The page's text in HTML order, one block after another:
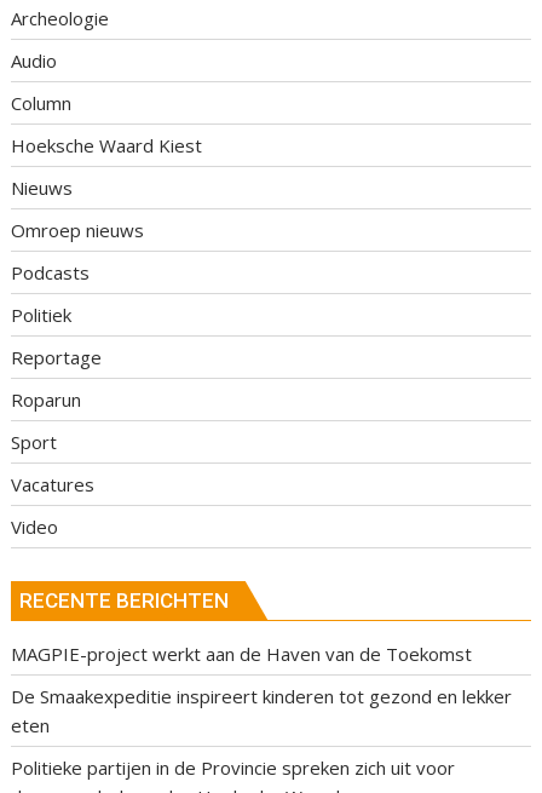
Archeologie
Audio
Column
Hoeksche Waard Kiest
Nieuws
Omroep nieuws
Podcasts
Politiek
Reportage
Roparun
Sport
Vacatures
Video
RECENTE BERICHTEN
MAGPIE-project werkt aan de Haven van de Toekomst
De Smaakexpeditie inspireert kinderen tot gezond en lekker
eten
Politieke partijen in de Provincie spreken zich uit voor